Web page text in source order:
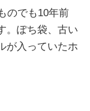
のでも10年前
。ぽち袋、古い
が入っていたホ